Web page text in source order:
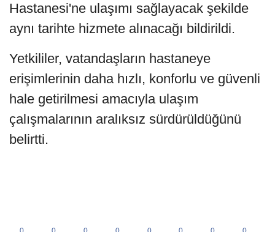
Hastanesi'ne ulaşımı sağlayacak şekilde
aynı tarihte hizmete alınacağı bildirildi.
Yetkililer, vatandaşların hastaneye
erişimlerinin daha hızlı, konforlu ve güvenli
hale getirilmesi amacıyla ulaşım
çalışmalarının aralıksız sürdürüldüğünü
belirtti.